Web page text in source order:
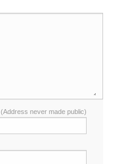
(Address never made public)